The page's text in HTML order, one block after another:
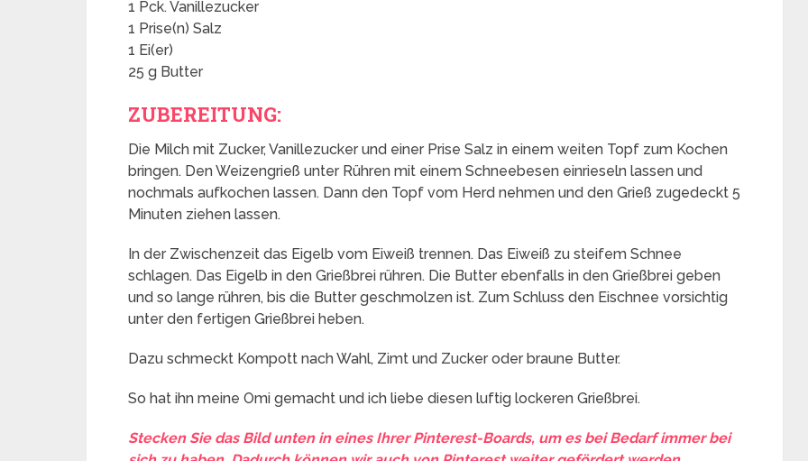
1 Pck. Vanillezucker
1 Prise(n) Salz
1 Ei(er)
25 g Butter
ZUBEREITUNG:
Die Milch mit Zucker, Vanillezucker und einer Prise Salz in einem weiten Topf zum Kochen
bringen. Den Weizengrieß unter Rühren mit einem Schneebesen einrieseln lassen und
nochmals aufkochen lassen. Dann den Topf vom Herd nehmen und den Grieß zugedeckt 5
Minuten ziehen lassen.
In der Zwischenzeit das Eigelb vom Eiweiß trennen. Das Eiweiß zu steifem Schnee
schlagen. Das Eigelb in den Grießbrei rühren. Die Butter ebenfalls in den Grießbrei geben
und so lange rühren, bis die Butter geschmolzen ist. Zum Schluss den Eischnee vorsichtig
unter den fertigen Grießbrei heben.
Dazu schmeckt Kompott nach Wahl, Zimt und Zucker oder braune Butter.
So hat ihn meine Omi gemacht und ich liebe diesen luftig lockeren Grießbrei.
Stecken Sie das Bild unten in eines Ihrer Pinterest-Boards, um es bei Bedarf immer bei